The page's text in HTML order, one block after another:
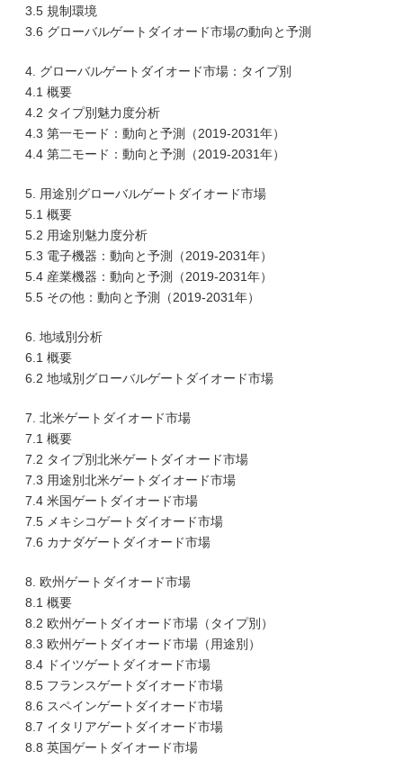
3.5 規制環境
3.6 グローバルゲートダイオード市場の動向と予測
4. グローバルゲートダイオード市場：タイプ別
4.1 概要
4.2 タイプ別魅力度分析
4.3 第一モード：動向と予測（2019-2031年）
4.4 第二モード：動向と予測（2019-2031年）
5. 用途別グローバルゲートダイオード市場
5.1 概要
5.2 用途別魅力度分析
5.3 電子機器：動向と予測（2019-2031年）
5.4 産業機器：動向と予測（2019-2031年）
5.5 その他：動向と予測（2019-2031年）
6. 地域別分析
6.1 概要
6.2 地域別グローバルゲートダイオード市場
7. 北米ゲートダイオード市場
7.1 概要
7.2 タイプ別北米ゲートダイオード市場
7.3 用途別北米ゲートダイオード市場
7.4 米国ゲートダイオード市場
7.5 メキシコゲートダイオード市場
7.6 カナダゲートダイオード市場
8. 欧州ゲートダイオード市場
8.1 概要
8.2 欧州ゲートダイオード市場（タイプ別）
8.3 欧州ゲートダイオード市場（用途別）
8.4 ドイツゲートダイオード市場
8.5 フランスゲートダイオード市場
8.6 スペインゲートダイオード市場
8.7 イタリアゲートダイオード市場
8.8 英国ゲートダイオード市場